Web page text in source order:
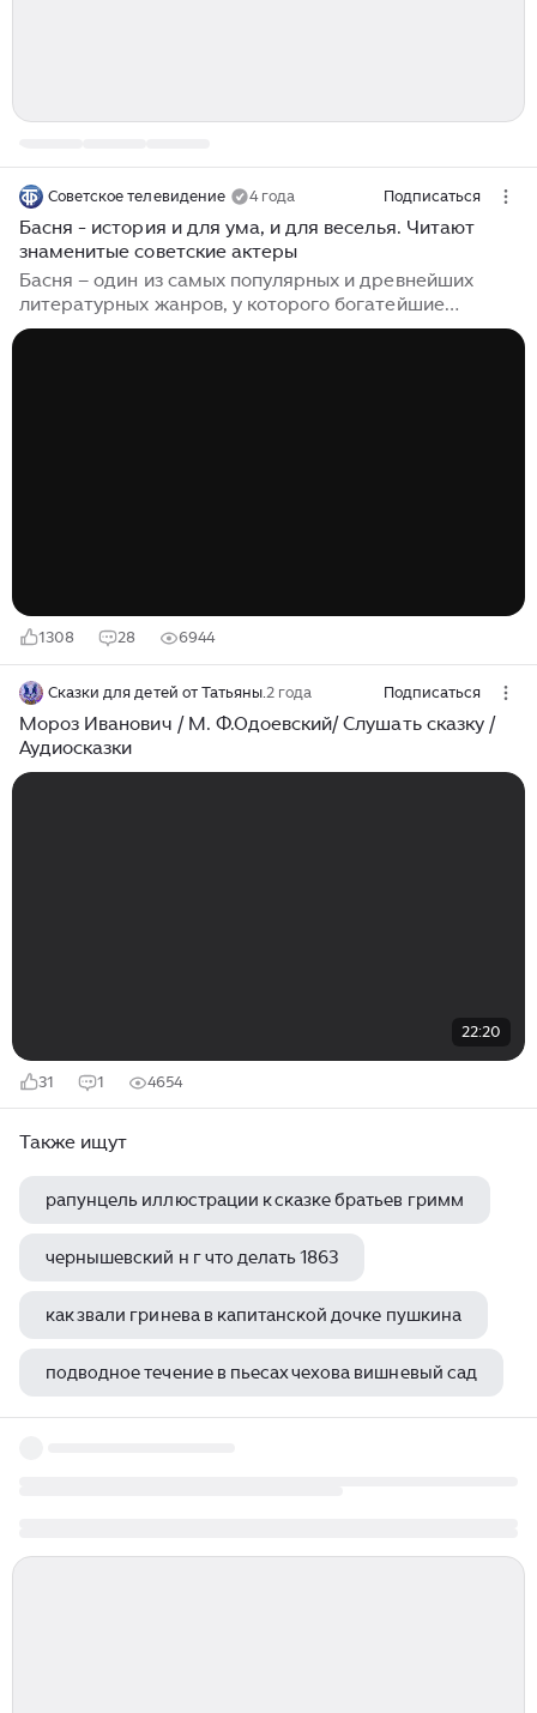
Советское телевидение 4 года Подписаться
Басня - история и для ума, и для веселья. Читают
знаменитые советские актеры
Басня – один из самых популярных и древнейших
литературных жанров, у которого богатейшие
история и традиции, огромный потенциал и
1308 28 6944
Сказки для детей от Татьяны.2 года Подписаться
Мороз Иванович / М. Ф.Одоевский/ Слушать сказку /
Аудиосказки
22:20
31 1 4654
Также ищут
рапунцель иллюстрации к сказке братьев гримм
чернышевский н г что делать 1863
как звали гринева в капитанской дочке пушкина
подводное течение в пьесах чехова вишневый сад